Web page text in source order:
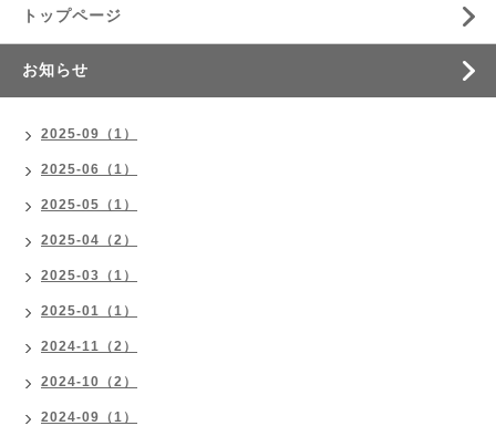
トップページ
お知らせ
2025-09（1）
2025-06（1）
2025-05（1）
2025-04（2）
2025-03（1）
2025-01（1）
2024-11（2）
2024-10（2）
2024-09（1）